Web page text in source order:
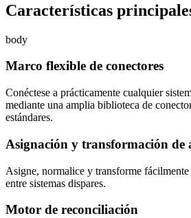
Características
body
Marco flexible de conectores
Conéctese a prácticamente cualquier
mediante una amplia biblioteca de
estándares.
Asignación y transformación de
Asigne, normalice y transforme
entre sistemas dispares.
Motor de reconciliación